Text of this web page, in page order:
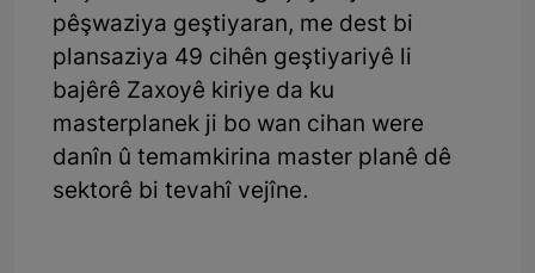
pêşwaziya geştiyaran, me dest bi
plansaziya 49 cihên geştiyariyê li
bajêrê Zaxoyê kiriye da ku
masterplanek ji bo wan cihan were
danîn û temamkirina master planê dê
sektorê bi tevahî vejîne.